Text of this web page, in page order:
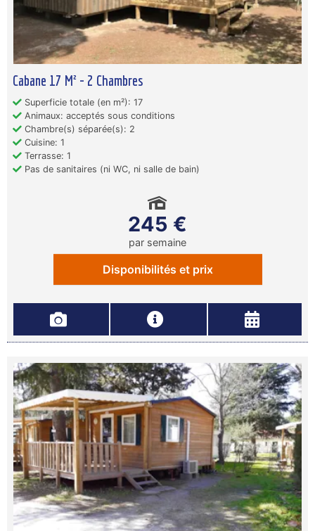
Cabane 17 M² - 2 Chambres
Superficie totale (en m²): 17
Animaux: acceptés sous conditions
Chambre(s) séparée(s): 2
Cuisine: 1
Terrasse: 1
Pas de sanitaires (ni WC, ni salle de bain)
245 €
par semaine
Disponibilités et prix